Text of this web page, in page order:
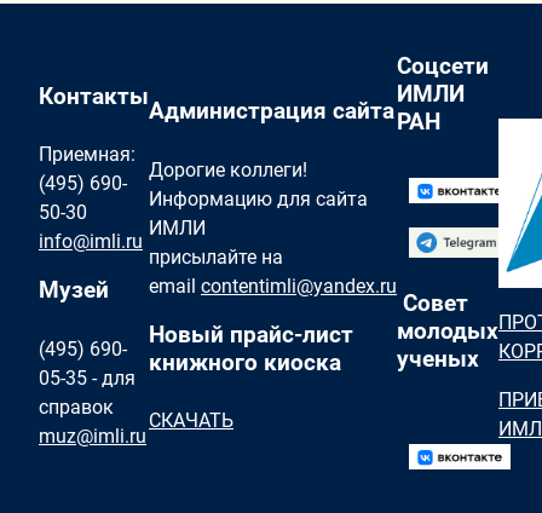
Контакты
Приемная:
(495) 690-
50-30
info@imli.ru
Музей
(495) 690-
05-35 - для
справок
muz@imli.ru
Администрация сайта
Дорогие коллеги!
Информацию для сайта
ИМЛИ
присылайте на
email contentimli@yandex.ru
Новый прайс-лист
книжного киоска
СКАЧАТЬ
Соцсети
ИМЛИ
РАН
Совет
молодых
ученых